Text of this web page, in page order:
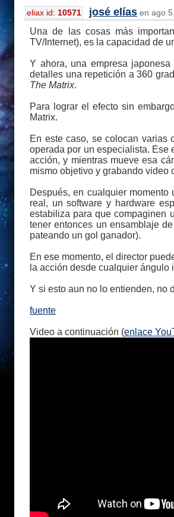
eliax id: 10571 josé elías en ago
Una de las cosas más
TV/Internet), es la capacidad de
Y ahora, una empresa
detalles una repetición a 360
The Matrix.
Para lograr el efecto sin
Matrix.
En este caso, se colocan varias
operada por un especialista. Ese
acción, y mientras mueve esa
mismo objetivo y grabando video
Después, en cualquier
real, un software y hardware
estabiliza para que compaginen
tener entonces un ensamblaje
pateando un gol ganador).
En ese momento, el director
la acción desde cualquier
Y si esto aun no lo entienden, no
fuente
Video a continuación (enlace